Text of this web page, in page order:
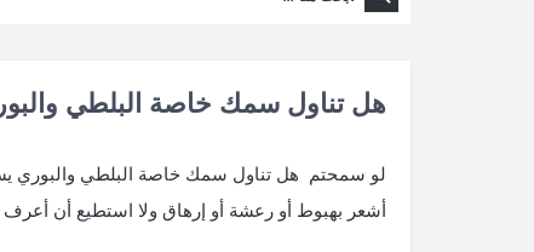
هل تناول سمك خاصة البلطي
لو سمحتم هل تناول سمك خاصة البلطي والبوري
أشعر بهبوط أو رعشة أو إرهاق ولا استطيع أن